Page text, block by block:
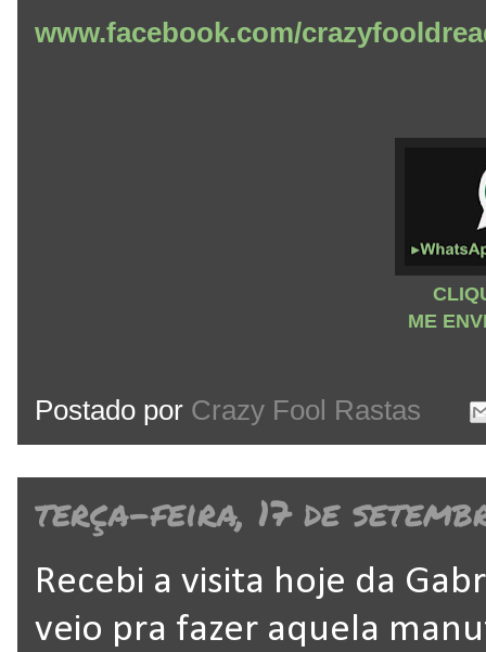
www.facebook.com/
ME
Postado por Crazy Fool Rastas
terça-feira, 17 de
Recebi a visita hoje da
veio pra fazer aquela